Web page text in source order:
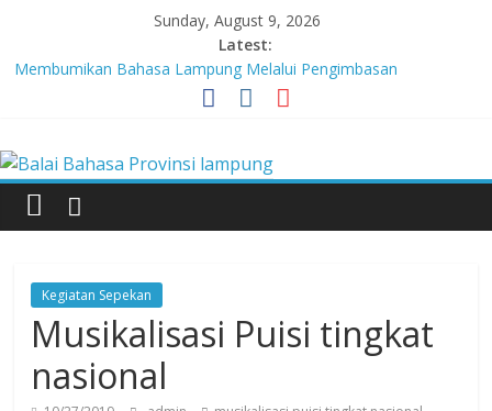
content
Sunday, August 9, 2026
Latest:
Membumikan Bahasa Lampung Melalui Pengimbasan
Revitalisasi Bahasa Daerah
Lebih dari 5,5 Juta Buku Bacaan Bermutu Dikirim untuk Perkuat
Literasi Anak Indonesia
Tingkatkan Kolaborasi Melalui Festival Literasi Lampung
Babak Final Festival Musikalisasi Puisi Kembali Digelar
Balai
Bahasa
Provinsi
lampung
Badan
Kegiatan Sepekan
Musikalisasi Puisi tingkat
nasional